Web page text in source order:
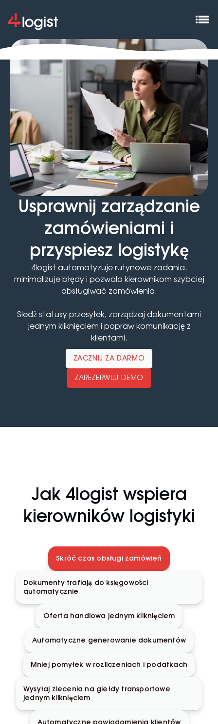
Usprawnij zarządzanie
zamówieniami i
przyspiesz logistykę
4logist automatyzuje rutynowe zadania,
minimalizuje błędy i pozwala kierownikom szybciej
obsługiwać zamówienia.
Śledź statusy przesyłek, zarządzaj dokumentami
jednym kliknięciem i popraw komunikację z
klientami.
ZACZNIJ ZA DARMO
ZAREZERWUJ DEMO
Jak 4logist wspiera
kierowników logistyki
Skróć czas obsługi zamówień
Dokumenty trafiają do księgowości
automatycznie
Oferta handlowa jednym kliknięciem
Automatyczne generowanie dokumentów
Mniej pomyłek w rozliczeniach i podatkach
Wysyłaj zlecenia na giełdy transportowe
jednym kliknięciem
Automatyczne powiadomienia klientów